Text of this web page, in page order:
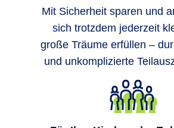
Mit Sicherheit sparen und
sich trotzdem jederzeit
große Träume erfüllen –
und unkomplizierte